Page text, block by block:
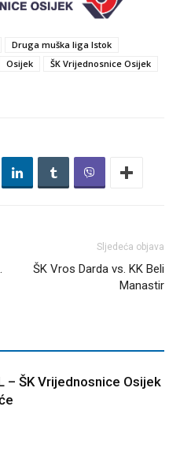
Druga muška liga Istok
Osijek
ŠK Vrijednosnice Osijek
Sljedeća objava
ŠK Vros Darda vs. KK Beli
Manastir
– ŠK Vrijednosnice Osijek